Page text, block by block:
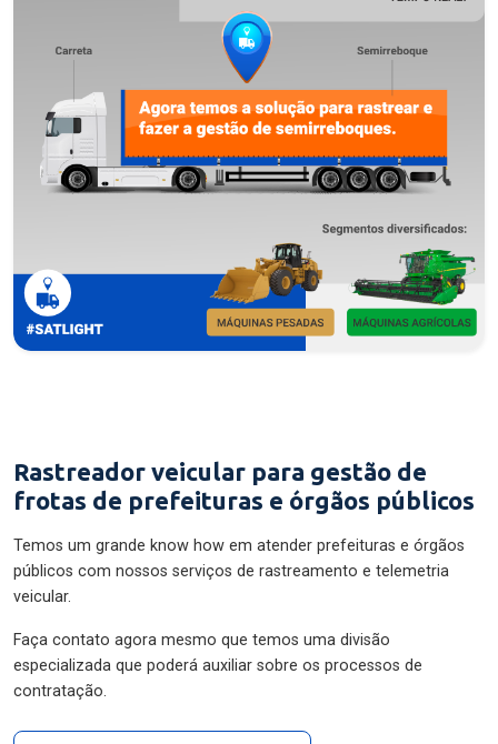
Rastreador veicular para gestão de
frotas de prefeituras e órgãos públicos
Temos um grande know how em atender prefeituras e órgãos
públicos com nossos serviços de rastreamento e telemetria
veicular.
Faça contato agora mesmo que temos uma divisão
especializada que poderá auxiliar sobre os processos de
contratação.